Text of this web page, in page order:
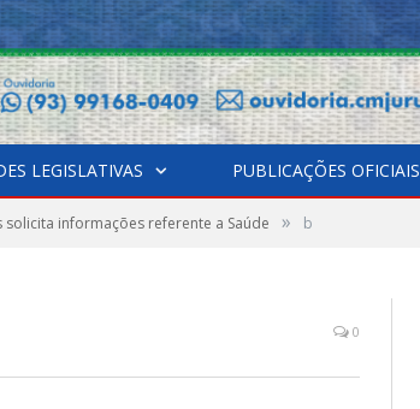
LEGISLATIVAS PUBLICAÇÕES OFICIAIS
informações referente a Saúde » b
0